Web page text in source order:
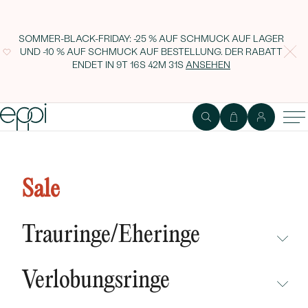
SOMMER-BLACK-FRIDAY: -25 % AUF SCHMUCK AUF LAGER
UND -10 % AUF SCHMUCK AUF BESTELLUNG. DER RABATT
ENDET IN 9T 16S 42M 30S ANSEHEN
Sale
Trauringe/Eheringe
NEUHEITEN
Verlobungsringe
Diamanten Aislinn